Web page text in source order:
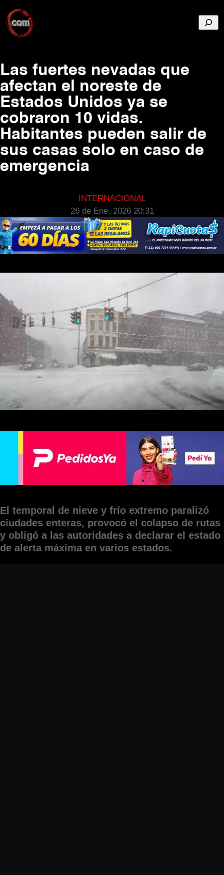
Las fuertes nevadas que
afectan el noreste de
Estados Unidos ya se
cobraron 10 vidas.
Habitantes pueden salir de
sus casas solo en caso de
emergencia
INTERNACIONAL
26 de Ene, 2026 20:31
El temporal de nieve y frío extremo paralizó
ciudades enteras, provocó el colapso de rutas
y obligó a las autoridades a declarar el estado
de alerta máxima en varios estados.